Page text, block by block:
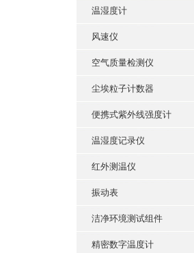
温湿度计
风速仪
空气质量检测仪
尘埃粒子计数器
便携式紫外线强度计
温湿度记录仪
红外测温仪
振动表
洁净环境测试组件
精密数字温度计